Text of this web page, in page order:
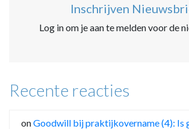
Inschrijven
Log in om je aan te melden voor de
Recente reacties
onGoodwill bij praktijkovername (4): Is